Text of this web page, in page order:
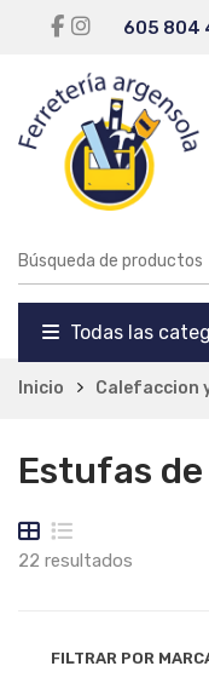
605 804
Todas las
Inicio Calefaccion
Estufas de
22 resultados
FILTRAR POR